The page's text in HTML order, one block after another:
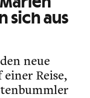
sich aus
neue
einer Reise,